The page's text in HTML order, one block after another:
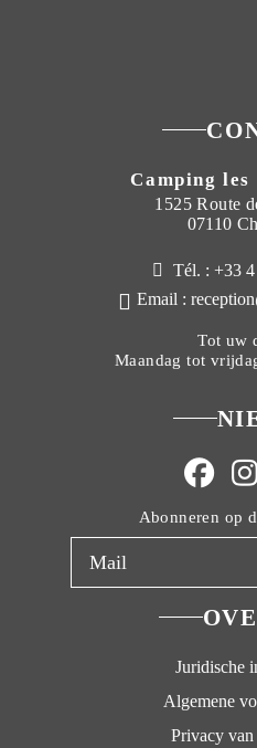
Camping les
1525 Route
07110
Tél. : +33
Email :
Tot uw
Maandag tot
Abonneren op
Juridische
Algemene
Privacy van